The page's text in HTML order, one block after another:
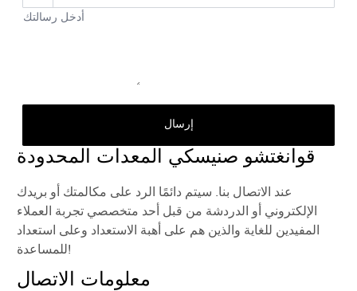
إرسال
قوانغتشو صنيسكي المعدات المحدودة
عند الاتصال بنا. سيتم دائمًا الرد على مكالمتك أو بريدك
الإلكتروني أو الدردشة من قبل أحد متخصصي تجربة العملاء
المفيدين للغاية والذين هم على أهبة الاستعداد وعلى استعداد
للمساعدة!
معلومات الاتصال